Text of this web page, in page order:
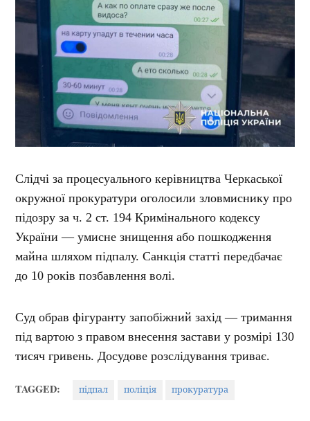
Слідчі за процесуального керівництва Черкаської
окружної прокуратури оголосили зловмиснику про
підозру за ч. 2 ст. 194 Кримінального кодексу
України — умисне знищення або пошкодження
майна шляхом підпалу. Санкція статті передбачає
до 10 років позбавлення волі.
Суд обрав фігуранту запобіжний захід — тримання
під вартою з правом внесення застави у розмірі 130
тисяч гривень. Досудове розслідування триває.
TAGGED: підпал поліція прокуратура